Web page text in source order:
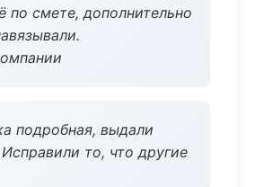
по смете, дополнительно
подробная, выдали
то, что другие